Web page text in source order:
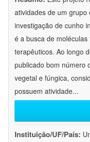
atividades de um
investigação de cunho
é a busca de
terapêuticos. Ao longo
publicado bom número
vegetal e fúngica,
possuem atividade...
Instituição/UF/País: